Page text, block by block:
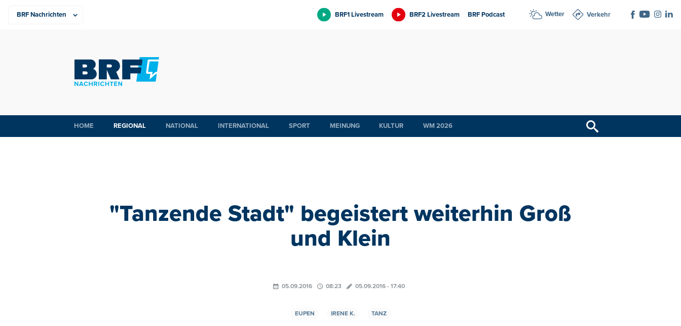
BRF1 Livestream BRF2 Livestream BRF Podcast Wetter Verkehr
HOME REGIONAL NATIONAL INTERNATIONAL SPORT MEINUNG KULTUR WM 2026
"Tanzende Stadt" begeistert weiterhin Groß
und Klein
05.09.2016 08:23 05.09.2016 - 17:40
EUPEN IRENE K. TANZ